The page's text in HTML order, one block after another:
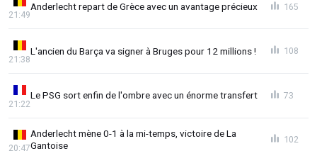
Anderlecht repart de Grèce avec un avantage précieux
21:49
165
L'ancien du Barça va signer à Bruges pour 12 millions !
21:38
108
Le PSG sort enfin de l'ombre avec un énorme transfert
21:22
73
Anderlecht mène 0-1 à la mi-temps, victoire de La
Gantoise
20:47
102